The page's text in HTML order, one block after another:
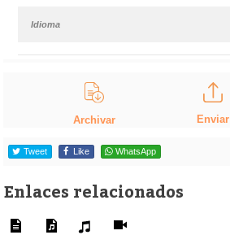
Idioma
Archivar Enviar
Tweet Like WhatsApp
Enlaces relacionados